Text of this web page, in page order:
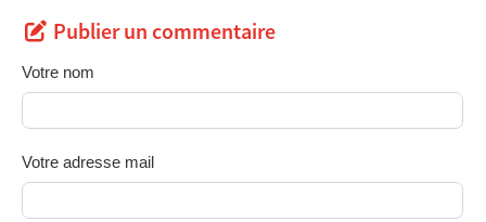
Publier un commentaire
Votre nom
Votre adresse mail